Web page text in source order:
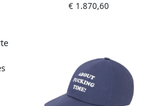
Trenchcoat Brown Dames
€ 1.870,60